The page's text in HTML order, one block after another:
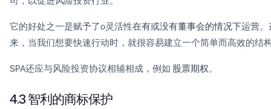
它的好处之一是赋予了o灵活性在有或没有董事会的情况下运营。
来，当我们想要快速行动时，就很容易建立一个简单而高效的结
SPA还应与风险投资协议相辅相成，例如 股票期权。
4.3 智利的商标保护